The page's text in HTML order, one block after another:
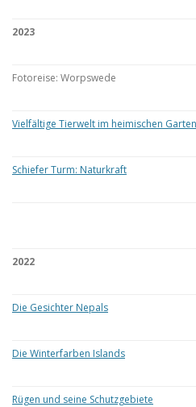
2023
Fotoreise: Worpswede
Vielfältige Tierwelt im heimischen Garten
Schiefer Turm: Naturkraft
2022
Die Gesichter Nepals
Die Winterfarben Islands
Rügen und seine Schutzgebiete